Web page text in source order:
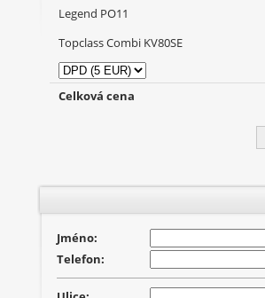
Legend PO11
Topclass Combi KV80SE
Celková cena
Jméno:
Telefon: